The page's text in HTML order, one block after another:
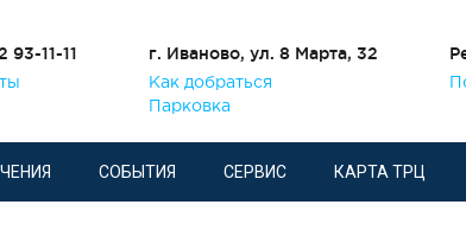
93-11-11 г. Иваново, ул. 8 Марта, 32
Как добраться
Парковка
СОБЫТИЯ СЕРВИС КАРТА ТРЦ